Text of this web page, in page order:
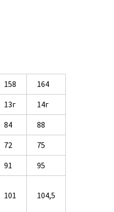
158
164
13г
14г
84
88
72
75
91
95
101 104,5